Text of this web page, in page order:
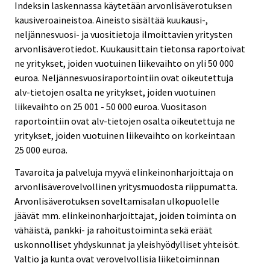
Indeksin laskennassa käytetään arvonlisäverotuksen
kausiveroaineistoa. Aineisto sisältää kuukausi-,
neljännesvuosi- ja vuositietoja ilmoittavien yritysten
arvonlisäverotiedot. Kuukausittain tietonsa raportoivat
ne yritykset, joiden vuotuinen liikevaihto on yli 50 000
euroa. Neljännesvuosiraportointiin ovat oikeutettuja
alv-tietojen osalta ne yritykset, joiden vuotuinen
liikevaihto on 25 001 - 50 000 euroa. Vuositason
raportointiin ovat alv-tietojen osalta oikeutettuja ne
yritykset, joiden vuotuinen liikevaihto on korkeintaan
25 000 euroa.
Tavaroita ja palveluja myyvä elinkeinonharjoittaja on
arvonlisäverovelvollinen yritysmuodosta riippumatta.
Arvonlisäverotuksen soveltamisalan ulkopuolelle
jäävät mm. elinkeinonharjoittajat, joiden toiminta on
vähäistä, pankki- ja rahoitustoiminta sekä eräät
uskonnolliset yhdyskunnat ja yleishyödylliset yhteisöt.
Valtio ja kunta ovat verovelvollisia liiketoiminnan